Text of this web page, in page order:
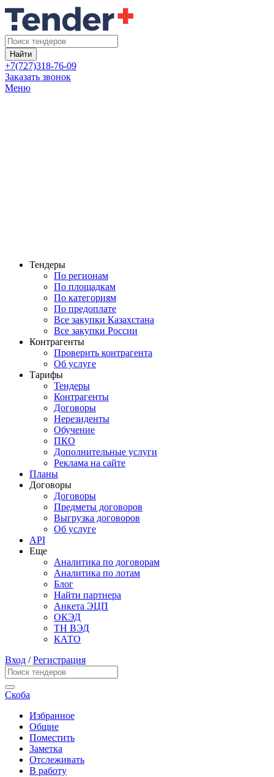
Найти
+7(727)318-76-09
Заказать звонок
Меню
Тендеры
По регионам
По площадкам
По категориям
По предоплате
Все закупки Казахстана
Все закупки России
Контрагенты
Проверить контрагента
Об услуге
Тарифы
Тендеры
Контрагенты
Договоры
Нерезиденты
Обучение
ПКО
Дополнительные услуги
Реклама на сайте
Планы
Договоры
Договоры
Предметы договоров
Выгрузка договоров
Об услуге
API
Еще
Аналитика по договорам
Аналитика по лотам
Блог
Найти партнера
Анкета ЭЦП
ОКЭД
ТН ВЭД
КАТО
Вход /Регистрация
Скоба
Избранное
Общие
Поместить
Заметка
Отслеживать
В работу